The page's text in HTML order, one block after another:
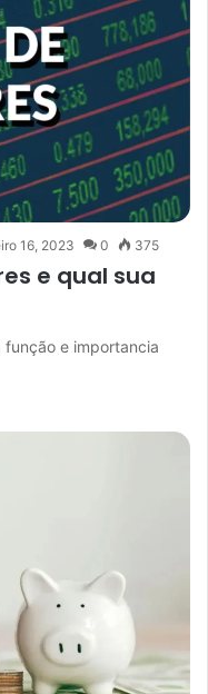
16, 2023 0 375
e qual sua
função e importancia